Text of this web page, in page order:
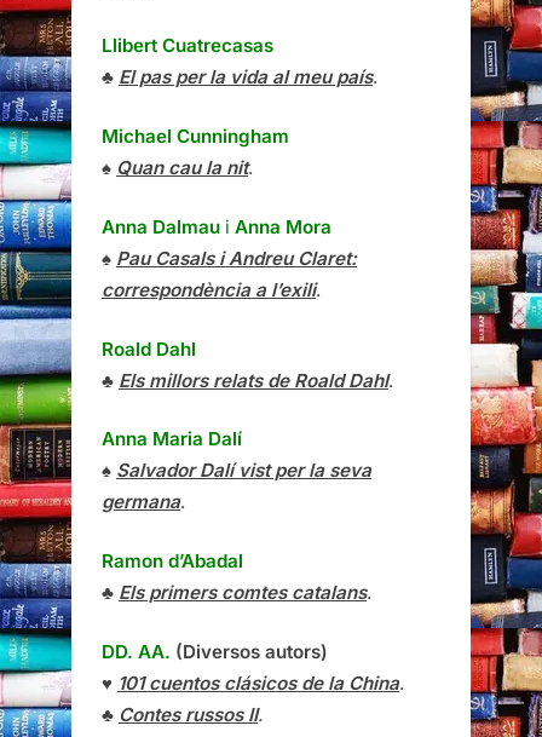
Llibert Cuatrecasas
♣ El pas per la vida al meu país.
Michael Cunningham
♠ Quan cau la nit.
Anna Dalmau i Anna Mora
♠ Pau Casals i Andreu Claret:
correspondència a l’exili.
Roald Dahl
♣ Els millors relats de Roald Dahl.
Anna Maria Dalí
♠ Salvador Dalí vist per la seva
germana.
Ramon d’Abadal
♣ Els primers comtes catalans.
DD. AA. (Diversos autors)
♥ 101 cuentos clásicos de la China.
♣ Contes russos II.